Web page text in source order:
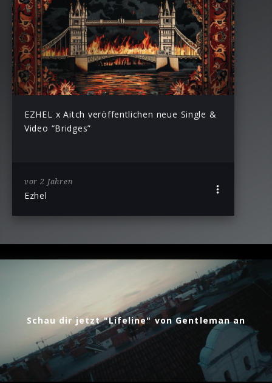
EZHEL x Aitch veröffentlichen neue Single &
Video “Bridges”
vor 2 Jahren
Ezhel
Schau dir jetzt "Lifeline" von Gentleman an